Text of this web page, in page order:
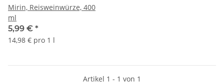
Mirin, Reisweinwürze, 400
ml
5,99 € *
14,98 € pro 1 l
Artikel 1 - 1 von 1